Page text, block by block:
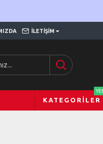
İLETIŞIM
KATEGORILER